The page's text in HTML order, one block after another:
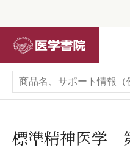
標準精神医学